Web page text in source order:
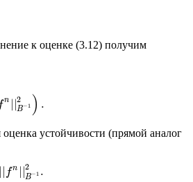
к оценке (3.12) получим
f n ||2
B−1 ) .
устойчивости (прямой аналог
f n ||2
B−1 .